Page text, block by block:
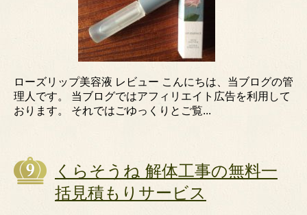
ローズリップ美容液 レビュー こんにちは、当ブログの管
理人です。 当ブログではアフィリエイト広告を利用して
おります。 それではごゆっくりとご覧...
くらそうね 解体工事の無料一
括見積もりサービス